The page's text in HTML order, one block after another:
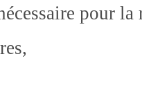
pour la